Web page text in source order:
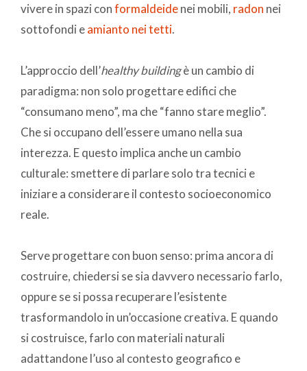
vivere in spazi conformaldeidenei mobili, radon nei
sottofondi eamianto nei tetti.
L’approccio dell’healthy buildingè un cambio di
paradigma: non solo progettare edifici che
“consumano meno”, ma che “fanno stare meglio”.
Che si occupano dell’essere umano nella sua
interezza. E questo implica anche un cambio
culturale: smettere di parlare solo tra tecnici e
iniziare a considerare il contesto socioeconomico
reale.
Serve progettare con buon senso: prima ancora di
costruire, chiedersi se sia davvero necessario farlo,
oppure se si possa recuperare l’esistente
trasformandolo in un’occasione creativa. E quando
si costruisce, farlo con materiali naturali
adattandone l’uso al contesto geografico e